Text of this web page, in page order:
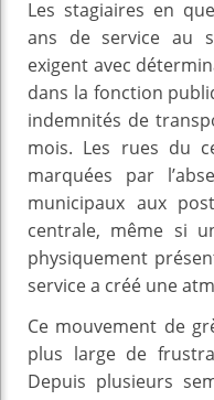
Les stagiaires en
ans de service au
exigent avec
dans la fonction
indemnités de
mois. Les rues du
marquées par
municipaux aux
centrale, même si
physiquement
service a créé une
Ce mouvement de
plus large de
Depuis plusieurs